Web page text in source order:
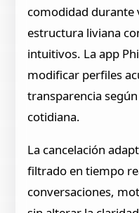
comodidad durante
estructura liviana
intuitivos. La app
modificar perfiles
transparencia
cotidiana.
La cancelación
filtrado en tiempo
conversaciones,